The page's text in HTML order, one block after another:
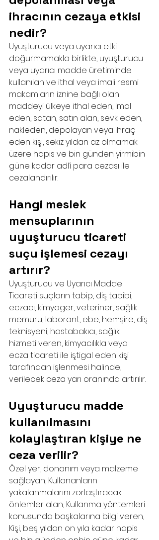
ihracının cezaya etkisi
nedir?
Uyuşturucu veya uyarıcı etki
doğurmamakla birlikte, uyuşturucu
veya uyarıcı madde üretiminde
kullanılan ve ithal veya imali resmi
makamların iznine bağlı olan
maddeyi ülkeye ithal eden, imal
eden, satan, satın alan, sevk eden,
nakleden, depolayan veya ihraç
eden kişi, sekiz yıldan az olmamak
üzere hapis ve bin günden yirmibin
güne kadar adlî para cezası ile
cezalandırılır.
Hangi meslek
mensuplarının
uyuşturucu ticareti
suçu işlemesi cezayı
artırır?
Uyuşturucu ve Uyarıcı Madde
Ticareti suçların tabip, diş tabibi,
eczacı, kimyager, veteriner, sağlık
memuru, laborant, ebe, hemşire, diş
teknisyeni, hastabakıcı, sağlık
hizmeti veren, kimyacılıkla veya
ecza ticareti ile iştigal eden kişi
tarafından işlenmesi halinde,
verilecek ceza yarı oranında artırılır.
Uyuşturucu madde
kullanılmasını
kolaylaştıran kişiye ne
ceza verilir?
Özel yer, donanım veya malzeme
sağlayan, Kullananların
yakalanmalarını zorlaştıracak
önlemler alan, Kullanma yöntemleri
konusunda başkalarına bilgi veren,
Kişi, beş yıldan on yıla kadar hapis